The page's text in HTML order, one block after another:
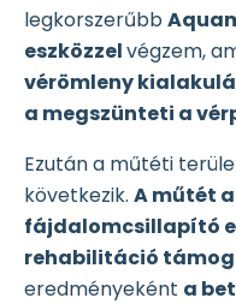
legkorszerűbb
eszközzelvégzem,
vérömleny
a megszünteti a
Ezután a műtéti
következik. A műtét
fájdalomcsillapító
rehabilitáció
eredményeként a